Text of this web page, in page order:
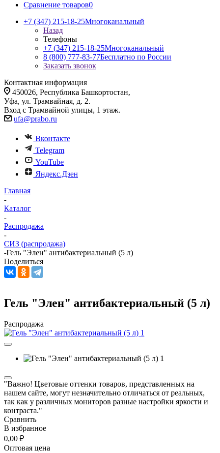
Сравнение товаров0
+7 (347) 215-18-25Многоканальный
Назад
Телефоны
+7 (347) 215-18-25Многоканальный
8 (800) 777-83-77Бесплатно по России
Заказать звонок
Контактная информация
450026, Республика Башкортостан,
Уфа, ул. Трамвайная, д. 2.
Вход с Трамвайной улицы, 1 этаж.
ufa@prabo.ru
Вконтакте
Telegram
YouTube
Яндекс.Дзен
Главная
-
Каталог
-
Распродажа
-
СИЗ (распродажа)
-Гель "Элен" антибактериальный (5 л)
Поделиться
Гель "Элен" антибактериальный (5 л)
Распродажа
"Важно! Цветовые оттенки товаров, представленных на
нашем сайте, могут незначительно отличаться от реальных,
так как у различных мониторов разные настройки яркости и
контраста."
Сравнить
В избранное
0,00 ₽
Оптовая цена